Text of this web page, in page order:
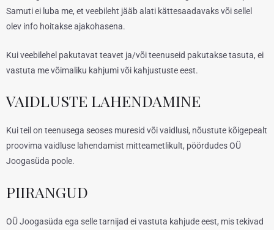
Samuti ei luba me, et veebileht jääb alati kättesaadavaks või sellel
olev info hoitakse ajakohasena.
Kui veebilehel pakutavat teavet ja/või teenuseid pakutakse tasuta, ei
vastuta me võimaliku kahjumi või kahjustuste eest.
VAIDLUSTE LAHENDAMINE
Kui teil on teenusega seoses muresid või vaidlusi, nõustute kõigepealt
proovima vaidluse lahendamist mitteametlikult, pöördudes OÜ
Joogasüda poole.
PIIRANGUD
OÜ Joogasüda ega selle tarnijad ei vastuta kahjude eest, mis tekivad